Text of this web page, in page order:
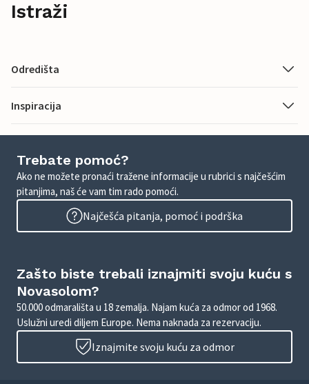
Istraži
Odredišta
Inspiracija
Trebate pomoć?
Ako ne možete pronaći tražene informacije u rubrici s najčešćim
pitanjima, naš će vam tim rado pomoći.
Najčešća pitanja, pomoć i podrška
Zašto biste trebali iznajmiti svoju kuću s
Novasolom?
50.000 odmarališta u 18 zemalja. Najam kuća za odmor od 1968.
Uslužni uredi diljem Europe. Nema naknada za rezervaciju.
Iznajmite svoju kuću za odmor